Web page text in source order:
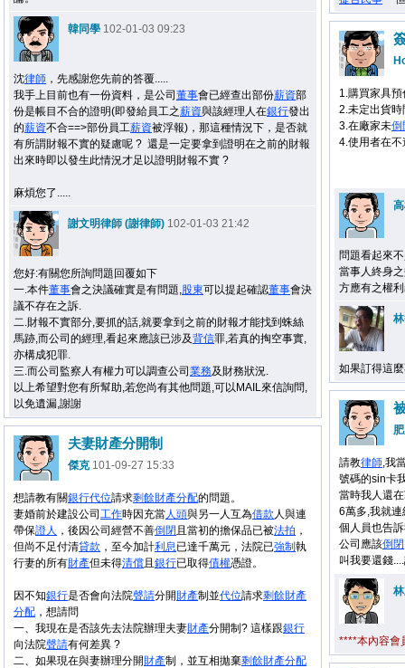
韓同學 102-01-03 09:23
沈律師 ，先感謝您先前的答覆.....
我手上目前也有一份資料，是公司 董事會已經查出部份薪資部
份是帳目不合的證明(即發給員工之薪資與該經理人在銀行發出
的薪資不合==>部份員工薪資被浮報)，那這種情況下，是否就
有所謂財報不實的疑慮呢 ? 還是一定要拿到證明在之前的財報
出來時即以發生此情況才足以證明財報不實 ?
麻煩您了.....
謝文明律師 (謝律師) 102-01-03 21:42
您好:有關您所詢問題回覆如下
一.本件董事會之決議確實是有問題,股東可以提起確認董事會決
議不存在之訴.
二.財報不實部分,要抓的話,就要拿到之前的財報才能找到蛛絲
馬跡,而公司的經理,看起來應該已涉及背信罪,若真的掏空事實,
亦構成犯罪.
三.而公司監察人有權力可以調查公司 業務及財務狀況.
以上希望對您有所幫助,若您尚有其他問題,可以MAIL來信詢問,
以免遺漏,謝謝
1.購買家具
2.未定出貨時
3.在廠家未倒
4.使用者在不
問題看起來
當事人終身
方應有之權
如果訂得這
請教律師,我
號碼的sin卡
當時我人還
6萬多,我就
個人員也告
公司應該倒閉
叫我要還錢
****本內容會
夫妻財產分開制
傑克101-09-27 15:33
想請教有關銀行代位請求剩餘財產分配的問題。
妻婚前於建設公司 工作時因充當人頭與另一人互為借款 人與連
帶保證人 ，後因公司經營不善倒閉 且當初的擔保品已被法拍 ，
但尚不足付清貸款 ，至今加計利息已達千萬元，法院已強制 執
行妻的所有財產但未得清償 且 銀行已取得債權憑證。
因不知銀行是否會向法院聲請分開財產制並代位請求剩餘財產
分配 ，想請問
一、我現在是否該先去法院辦理夫妻財產分開制? 這樣跟銀行
向法院聲請有何差異 ?
二、如果現在與妻辦理分開財產制，並互相拋棄剩餘財產分配